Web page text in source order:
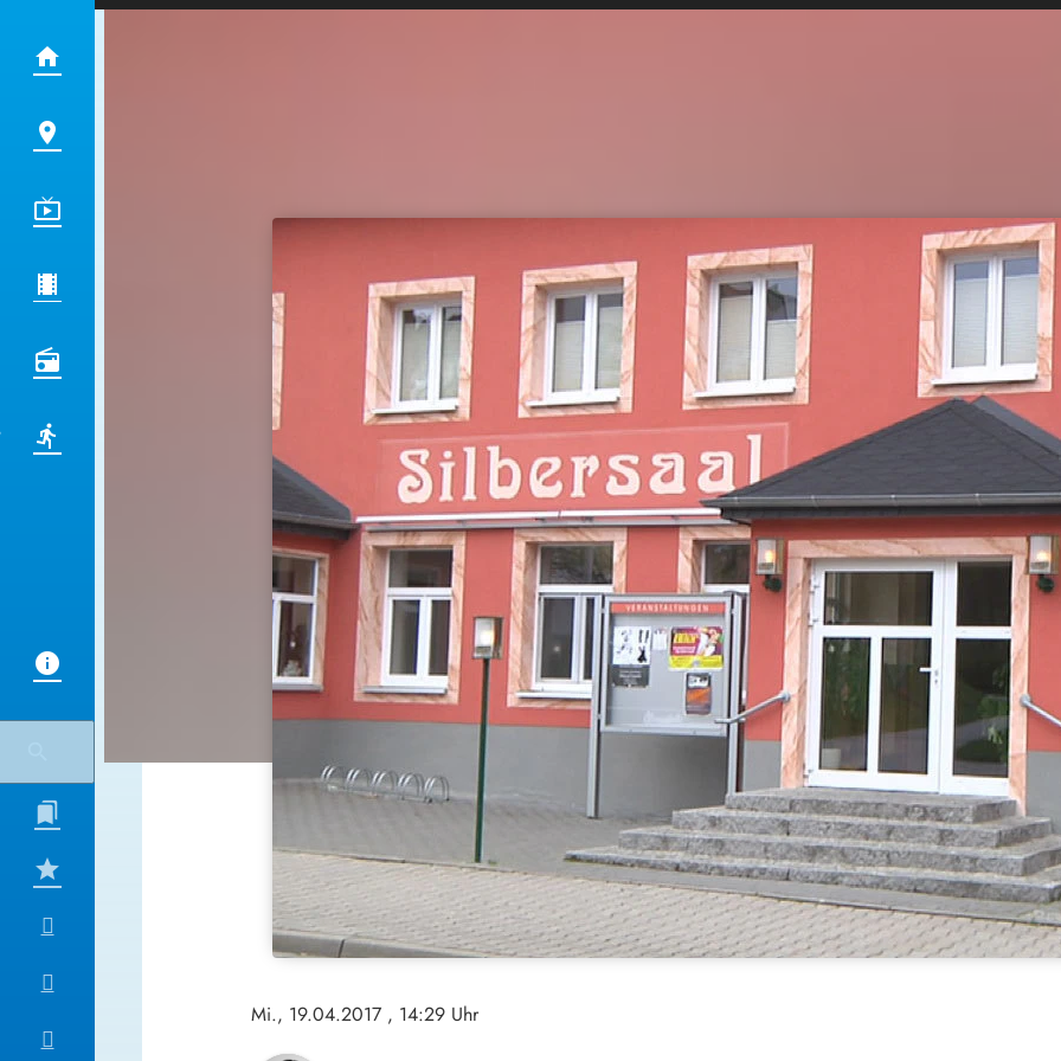
Mi., 19.04.2017 , 14:29 Uhr